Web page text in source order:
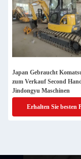
Japan Gebraucht
zum Verkauf Second
Jindongyu Maschinen
Erhalten Sie besten